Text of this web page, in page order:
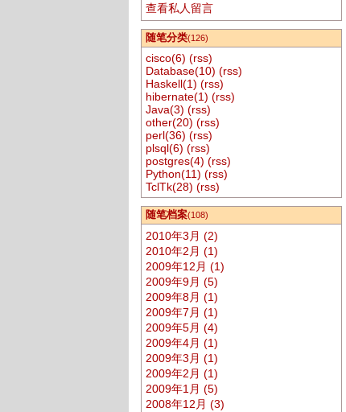
查看私人留言
随笔分类(126)
cisco(6) (rss)
Database(10) (rss)
Haskell(1) (rss)
hibernate(1) (rss)
Java(3) (rss)
other(20) (rss)
perl(36) (rss)
plsql(6) (rss)
postgres(4) (rss)
Python(11) (rss)
TclTk(28) (rss)
随笔档案(108)
2010年3月 (2)
2010年2月 (1)
2009年12月 (1)
2009年9月 (5)
2009年8月 (1)
2009年7月 (1)
2009年5月 (4)
2009年4月 (1)
2009年3月 (1)
2009年2月 (1)
2009年1月 (5)
2008年12月 (3)